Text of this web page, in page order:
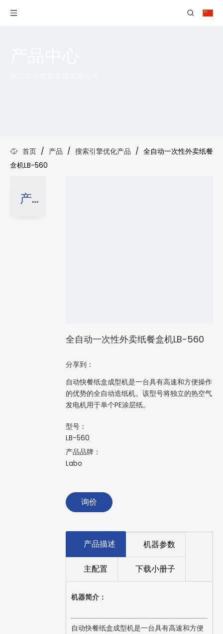
首页 / 产品 / 搜索引擎优化产品 / 全自动一次性外卖纸餐
盒机LB-560
产品分类
全自动一次性外卖纸餐盒机LB-560
分享到：
自动快餐纸盒成型机是一台具有高速和方便操作
的优势的全自动造纸机。该型号将独立的热空气
发电机用于单个PE涂层纸。
型号：
LB-560
产品品牌：
Labo
询价
产品描述 机器参数
主配置 下载小册子
机器简介：
自动快餐纸盒成型机是一台具有高速和方便